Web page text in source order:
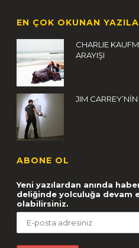
EN ÇOK OKUNAN
CHARLIE
ARAYIŞI
JIM
ABONE OL
Yeni yazılardan anında
deliğinde yolculuğa devam
olabilirsiniz.